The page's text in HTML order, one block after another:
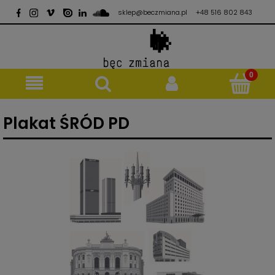
sklep@beczmiana.pl +48 516 802 843
Plakat ŚRÓD PD